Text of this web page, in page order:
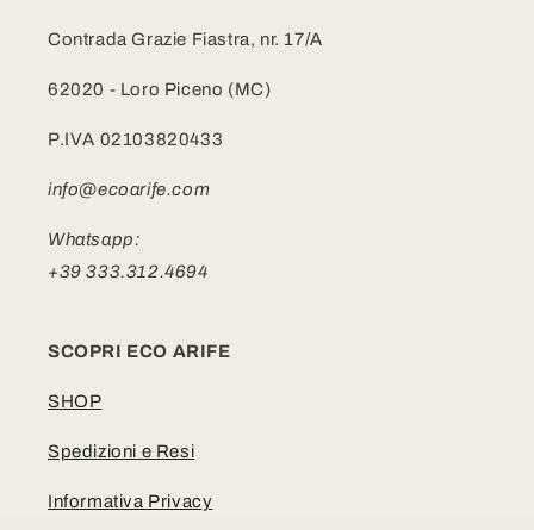
Contrada Grazie Fiastra, nr. 17/A
62020 - Loro Piceno (MC)
P.IVA 02103820433
info@ecoarife.com
Whatsapp:
+39 333.312.4694
SCOPRI ECO ARIFE
SHOP
Spedizioni e Resi
Informativa Privacy